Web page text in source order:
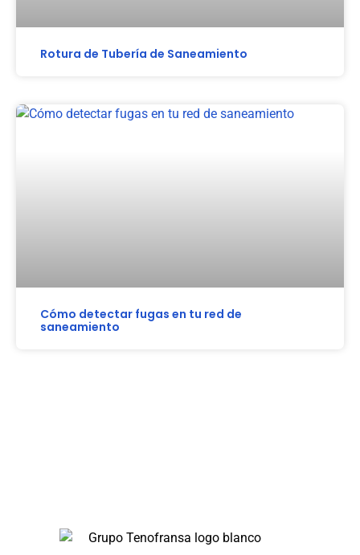
Rotura de Tubería de Saneamiento
Cómo detectar fugas en tu red de
saneamiento